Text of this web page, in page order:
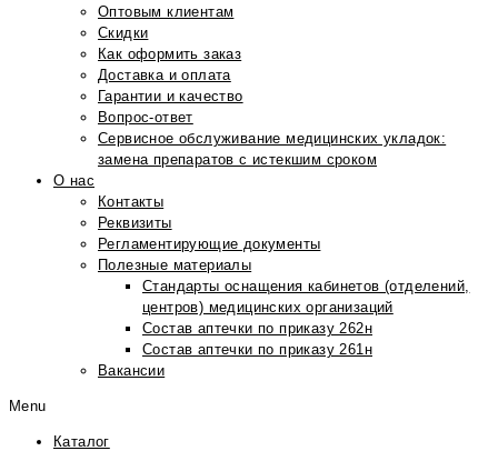
Оптовым клиентам
Скидки
Как оформить заказ
Доставка и оплата
Гарантии и качество
Вопрос-ответ
Сервисное обслуживание медицинских укладок:
замена препаратов с истекшим сроком
О нас
Контакты
Реквизиты
Регламентирующие документы
Полезные материалы
Стандарты оснащения кабинетов (отделений,
центров) медицинских организаций
Состав аптечки по приказу 262н
Состав аптечки по приказу 261н
Вакансии
Menu
Каталог